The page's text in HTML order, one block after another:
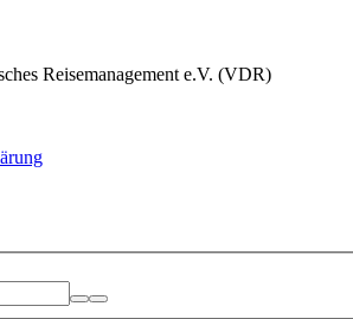
Reisemanagement e.V. (VDR)